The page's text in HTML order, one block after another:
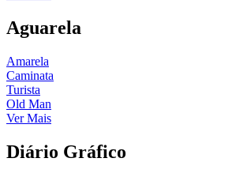
Aguarela
Amarela
Caminata
Turista
Old Man
Ver Mais
Diário Gráfico